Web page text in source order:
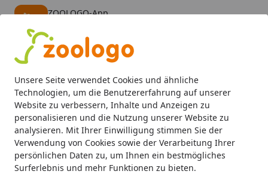
Unsere Seite verwendet Cookies und ähnliche
Technologien, um die Benutzererfahrung auf unserer
Website zu verbessern, Inhalte und Anzeigen zu
personalisieren und die Nutzung unserer Website zu
analysieren. Mit Ihrer Einwilligung stimmen Sie der
Verwendung von Cookies sowie der Verarbeitung Ihrer
persönlichen Daten zu, um Ihnen ein bestmögliches
Surferlebnis und mehr Funktionen zu bieten.
ZOOLOGO-App
Alle Produkte
Mein Konto
Suchen